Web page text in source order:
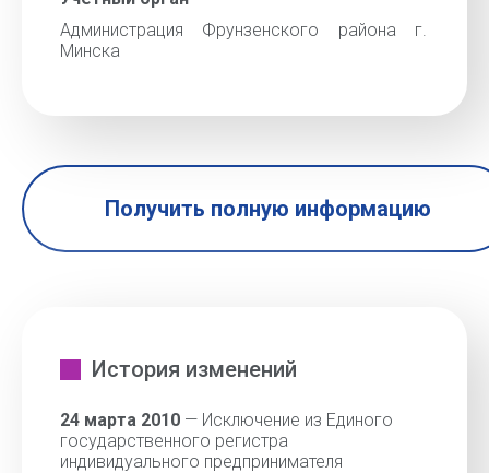
Администрация Фрунзенского района г.
Минска
Получить полную информацию
История изменений
24 марта 2010 — Исключение из Единого
государственного регистра
индивидуального предпринимателя